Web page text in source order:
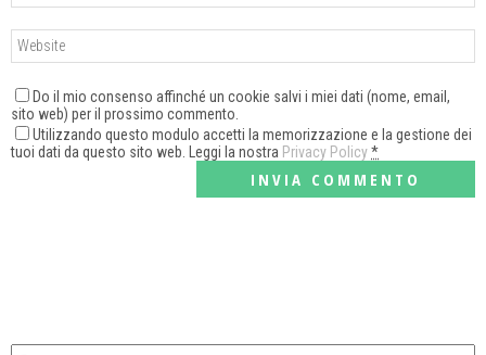
Do il mio consenso affinché un cookie salvi i miei dati (nome, email,
sito web) per il prossimo commento.
Utilizzando questo modulo accetti la memorizzazione e la gestione dei
tuoi dati da questo sito web. Leggi la nostra Privacy Policy*